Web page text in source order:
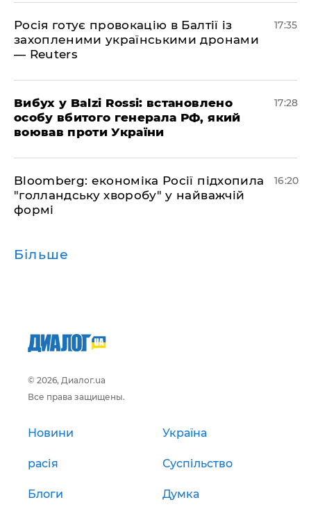
Росія готує провокацію в Балтії із
захопленими українськими дронами
— Reuters
17:35
​Вибух у Balzi Rossi: встановлено
особу вбитого генерала РФ, який
воював проти України
17:28
Bloomberg: економіка Росії підхопила
"голландську хворобу" у найважчій
формі
16:20
Більше
© 2026, Диалог.ua
Все права защищены.
Новини Україна
расія Суспільство
Блоги Думка